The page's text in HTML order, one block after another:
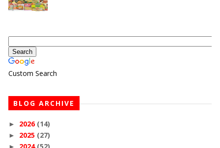
Custom Search
BLOG ARCHIVE
► 2026 (14)
► 2025 (27)